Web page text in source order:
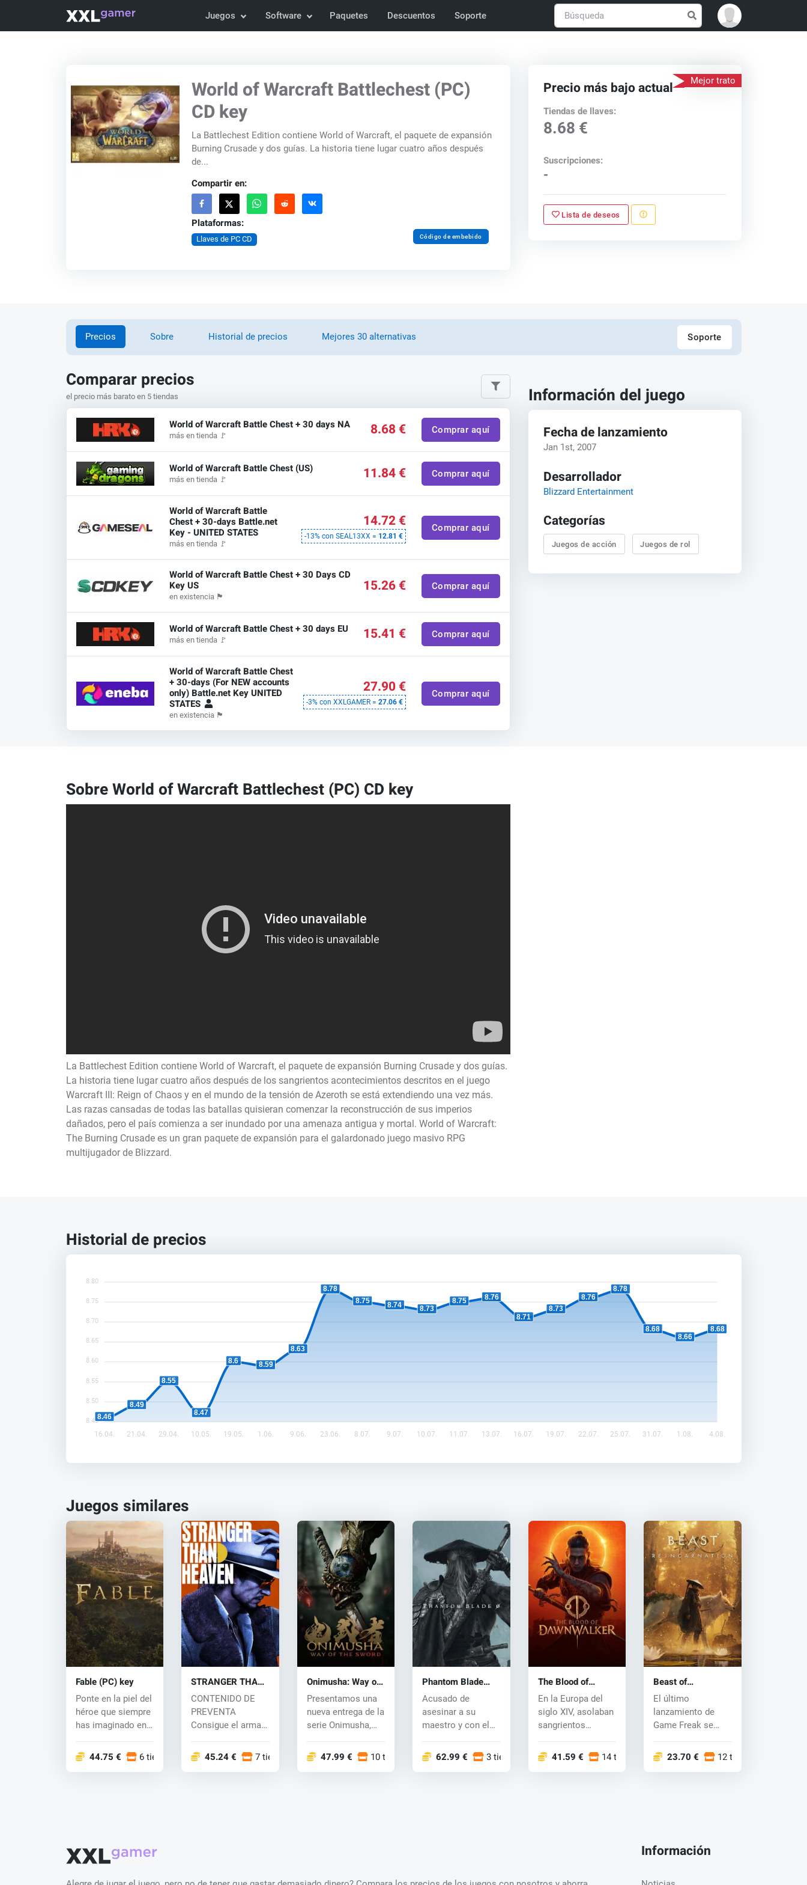
Juegos Software Paquetes Descuentos Soporte
World of Warcraft Battlechest (PC)
CD key
La Battlechest Edition contiene World of Warcraft, el paquete de expansión
Burning Crusade y dos guías. La historia tiene lugar cuatro años después
de...
Compartir en:
Plataformas:
Llaves de PC CD Código de embebido
Mejor trato
Precio más bajo actual
Tiendas de llaves:
8.68 €
Suscripciones:
-
Lista de deseos
Precios Sobre Historial de precios Mejores 30 alternativas Soporte
Comparar precios
el precio más barato en 5 tiendas
World of Warcraft Battle Chest + 30 days NA
más en tienda 🚩 8.68 € Comprar aquí
World of Warcraft Battle Chest (US)
más en tienda 🚩 11.84 € Comprar aquí
World of Warcraft Battle
Chest + 30-days Battle.net
Key - UNITED STATES
más en tienda 🚩
14.72 €
-13% con SEAL13XX = 12.81 €
Comprar aquí
World of Warcraft Battle Chest + 30 Days CD
Key US
en existencia 🏴
15.26 € Comprar aquí
World of Warcraft Battle Chest + 30 days EU
más en tienda 🚩 15.41 € Comprar aquí
World of Warcraft Battle Chest
+ 30-days (For NEW accounts
only) Battle.net Key UNITED
STATES
en existencia 🏴
27.90 €
-3% con XXLGAMER = 27.06 €
Comprar aquí
Información del juego
Fecha de lanzamiento
Jan 1st, 2007
Desarrollador
Blizzard Entertainment
Categorías
Juegos de acción Juegos de rol
Sobre World of Warcraft Battlechest (PC) CD key
La Battlechest Edition contiene World of Warcraft, el paquete de expansión Burning Crusade y dos guías.
La historia tiene lugar cuatro años después de los sangrientos acontecimientos descritos en el juego
Warcraft III: Reign of Chaos y en el mundo de la tensión de Azeroth se está extendiendo una vez más.
Las razas cansadas de todas las batallas quisieran comenzar la reconstrucción de sus imperios
dañados, pero el país comienza a ser inundado por una amenaza antigua y mortal. World of Warcraft:
The Burning Crusade es un gran paquete de expansión para el galardonado juego masivo RPG
multijugador de Blizzard.
Historial de precios
8.80
8.75
8.70
8.65
8.60
8.55
8.50
8.458.46
8.49
8.55
8.47
8.6 8.59
8.63
8.78
8.75
8.74 8.73
8.75 8.76
8.71
8.73
8.76
8.78
8.68
8.66
8.68
16.04. 21.04. 29.04. 10.05. 19.05. 1.06. 9.06. 23.06. 8.07. 9.07. 10.07. 11.07. 13.07. 16.07. 19.07. 22.07. 25.07. 31.07. 1.08. 4.08.
Juegos similares
Fable (PC) key
Ponte en la piel del
héroe que siempre
has imaginado en
RPG...44.75 € 6 tiendas
STRANGER THAN
HEAVEN (PC) key
CONTENIDO DE
PREVENTA
Consigue el arma
comprando...
45.24 € 7 tiendas
Onimusha: Way of
the Sword (PC) key
Presentamos una
nueva entrega de la
serie Onimusha,
comb...
47.99 € 10 tiendas
Phantom Blade
Zero (PC) key
Acusado de
asesinar a su
maestro y con el
destrozado, a Soul
62.99 € 3 tiendas
The Blood of
Dawnwalker (PC)
key
En la Europa del
siglo XIV, asolaban
sangrientos
Peste Negr...
41.59 € 14 tiendas
Beast of
Reincarnation (PC)
key
El último
lanzamiento de
Game Freak se
Japón23.70 € 12 tiendas
Información